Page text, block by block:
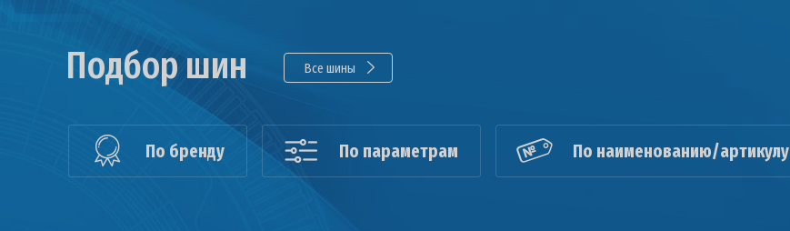
Подбор шин Все шины
По бренду По параметрам По наименованию/артикулу